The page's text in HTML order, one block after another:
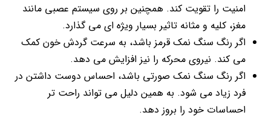
امنیت را تقویت کند. همچنین بر روی سیستم عصبی مانند
مغز، کلیه و مثانه تاثیر بسیار ویژه ای می گذارد.
اگر رنگ سنگ نمک قرمز باشد، به سرعت گردش خون کمک
می کند. نیروی محرکه را نیز افزایش می دهد.
اگر رنگ سنگ نمک صورتی باشد، احساس دوست داشتن در
فرد زیاد می شود. به همین دلیل می تواند راحت تر
احساسات خود را بروز دهد.